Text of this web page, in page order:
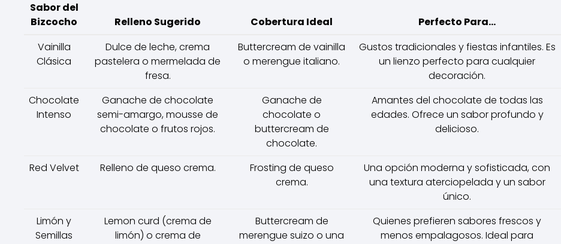
Sabor del
Bizcocho
Relleno Sugerido Cobertura Ideal
Perfecto Para...
Vainilla
Clásica
Dulce de leche, crema
pastelera o mermelada de
fresa.
Buttercream de vainilla
o merengue italiano.
Gustos tradicionales y fiestas infantiles. Es
un lienzo perfecto para cualquier
decoración.
Chocolate
Intenso
Ganache de chocolate
semi-amargo, mousse de
chocolate o frutos rojos.
Ganache de
chocolate o
buttercream de
chocolate.
Amantes del chocolate de todas las
edades. Ofrece un sabor profundo y
delicioso.
Red Velvet Relleno de queso crema.
Frosting de queso
crema.
Una opción moderna y sofisticada, con
una textura aterciopelada y un sabor
único.
Limón y
Semillas
Lemon curd (crema de
limón) o crema de
Buttercream de
merengue suizo o una
Quienes prefieren sabores frescos y
menos empalagosos. Ideal para